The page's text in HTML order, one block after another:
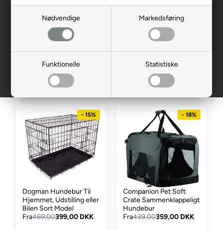
Nødvendige Markedsføring
Funktionelle Statistiske
rummelighed, så din hund kan bevæge sig under kørslen. Med et
hundebur til bilen giver du din hund de bedste vilkår under
Mest populære i Hundebur til
bil stor hund
- 15%
Dogman Hundebur Til
Hjemmet, Udstilling eller
Bilen Sort Model
Fra469,00399,00 DKK
- 18%
Companion Pet Soft
Crate Sammenklappeligt
Hundebur
Fra439,00359,00 DKK